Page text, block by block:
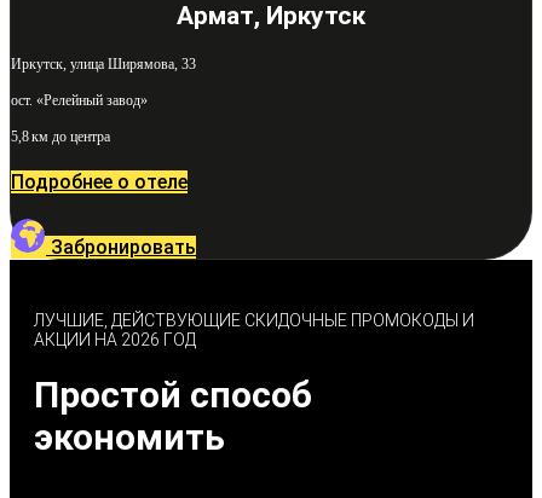
Армат, Иркутск
Иркутск, улица Ширямова, 33
ост. «Релейный завод»
5,8 км до центра
Подробнее о отеле
Забронировать
ЛУЧШИЕ, ДЕЙСТВУЮЩИЕ СКИДОЧНЫЕ ПРОМОКОДЫ И
АКЦИИ НА 2026 ГОД
Простой способ
экономить